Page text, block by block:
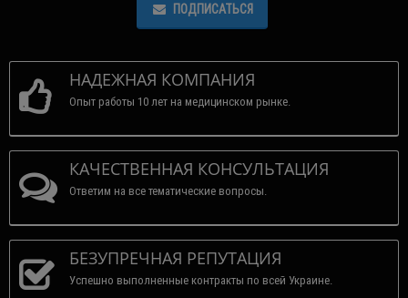
ПОДПИСАТЬСЯ
НАДЕЖНАЯ КОМПАНИЯ
Опыт работы 10 лет на медицинском рынке.
КАЧЕСТВЕННАЯ КОНСУЛЬТАЦИЯ
Ответим на все тематические вопросы.
БЕЗУПРЕЧНАЯ РЕПУТАЦИЯ
Успешно выполненные контракты по всей Украине.